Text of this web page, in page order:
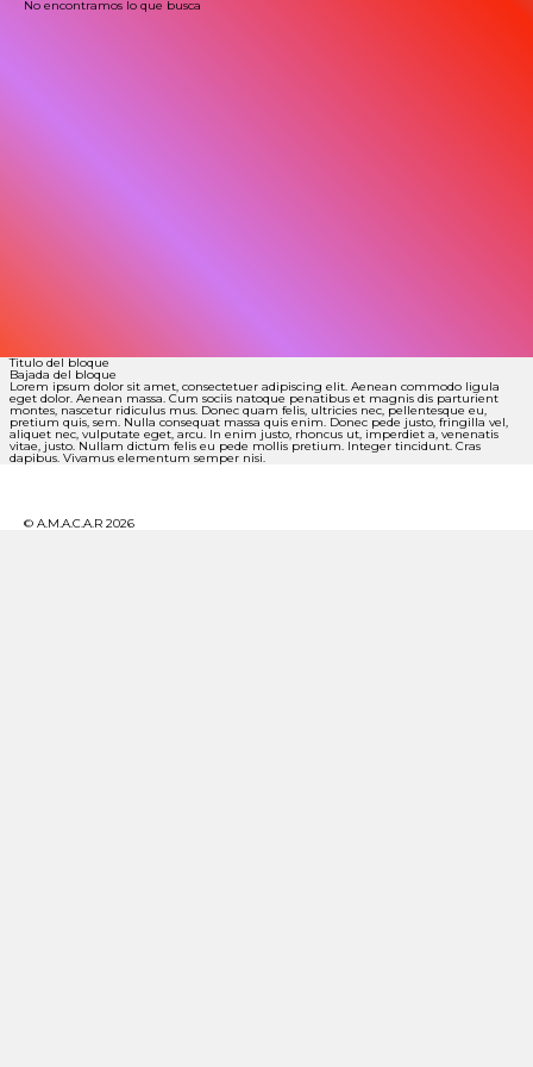
No encontramos lo que busca
Titulo del bloque
Bajada del bloque
Lorem ipsum dolor sit amet, consectetuer adipiscing elit. Aenean commodo ligula
eget dolor. Aenean massa. Cum sociis natoque penatibus et magnis dis parturient
montes, nascetur ridiculus mus. Donec quam felis, ultricies nec, pellentesque eu,
pretium quis, sem. Nulla consequat massa quis enim. Donec pede justo, fringilla vel,
aliquet nec, vulputate eget, arcu. In enim justo, rhoncus ut, imperdiet a, venenatis
vitae, justo. Nullam dictum felis eu pede mollis pretium. Integer tincidunt. Cras
dapibus. Vivamus elementum semper nisi.
© A.M.A.C.A.R 2026